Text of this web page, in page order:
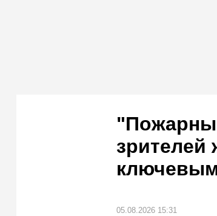
05.08.2026 15:31